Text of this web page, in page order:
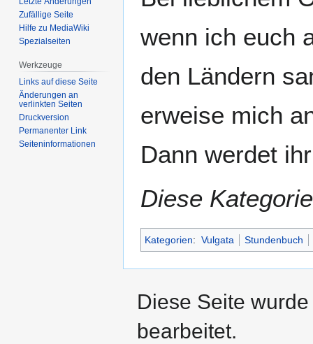
wenn ich euch
den Ländern
erweise mich
Dann werdet
Diese
Kategorien: Vulgata Stundenbuch
Zufällige Seite
Hilfe zu MediaWiki
Spezialseiten
Werkzeuge
Links auf diese Seite
Änderungen an
verlinkten Seiten
Druckversion
Permanenter Link
Seiten­­informationen
Diese Seite
bearbeitet.